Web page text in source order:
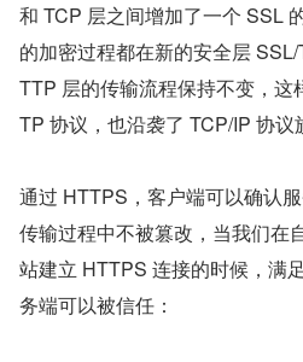
和 TCP 层之间增加了一个 SSL
的加密过程都在新的安全层
TTP 层的传输流程保持不变，
TP 协议，也沿袭了 TCP/IP 协议
通过 HTTPS，客户端可以确认
传输过程中不被篡改，当我们在
站建立 HTTPS 连接的时候，满
务端可以被信任：